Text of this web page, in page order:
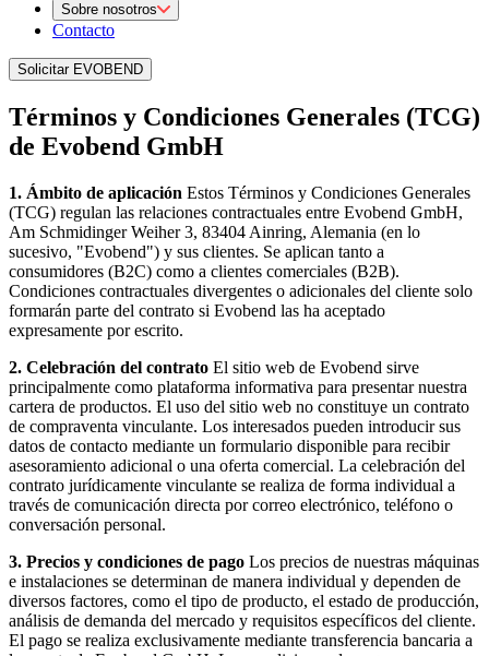
Sobre nosotros
Contacto
Solicitar EVOBEND
Términos y Condiciones Generales (TCG)
de Evobend GmbH
1. Ámbito de aplicación Estos Términos y Condiciones Generales
(TCG) regulan las relaciones contractuales entre Evobend GmbH,
Am Schmidinger Weiher 3, 83404 Ainring, Alemania (en lo
sucesivo, "Evobend") y sus clientes. Se aplican tanto a
consumidores (B2C) como a clientes comerciales (B2B).
Condiciones contractuales divergentes o adicionales del cliente solo
formarán parte del contrato si Evobend las ha aceptado
expresamente por escrito.
2. Celebración del contrato El sitio web de Evobend sirve
principalmente como plataforma informativa para presentar nuestra
cartera de productos. El uso del sitio web no constituye un contrato
de compraventa vinculante. Los interesados pueden introducir sus
datos de contacto mediante un formulario disponible para recibir
asesoramiento adicional o una oferta comercial. La celebración del
contrato jurídicamente vinculante se realiza de forma individual a
través de comunicación directa por correo electrónico, teléfono o
conversación personal.
3. Precios y condiciones de pago Los precios de nuestras máquinas
e instalaciones se determinan de manera individual y dependen de
diversos factores, como el tipo de producto, el estado de producción,
análisis de demanda del mercado y requisitos específicos del cliente.
El pago se realiza exclusivamente mediante transferencia bancaria a